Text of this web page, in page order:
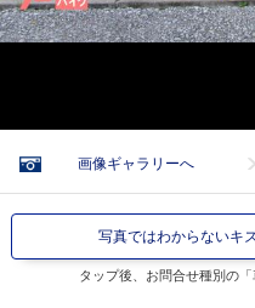
画像ギャラリーへ
写真ではわからないキ
タップ後、お問合せ種別の